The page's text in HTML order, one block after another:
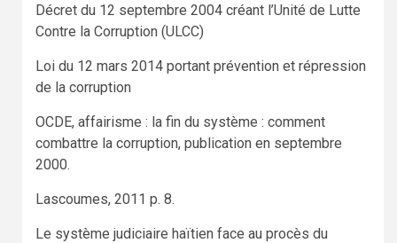
Décret du 12 septembre 2004 créant l’Unité de Lutte
Contre la Corruption (ULCC)
Loi du 12 mars 2014 portant prévention et répression
de la corruption
OCDE, affairisme : la fin du système : comment
combattre la corruption, publication en septembre
2000.
Lascoumes, 2011 p. 8.
Le système judiciaire haïtien face au procès du